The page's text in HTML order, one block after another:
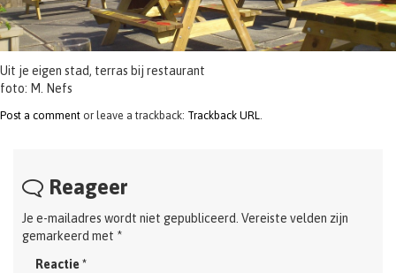
Uit je eigen stad, terras bij restaurant
foto: M. Nefs
Post a comment or leave a trackback: Trackback URL.
Reageer
Je e-mailadres wordt niet gepubliceerd. Vereiste velden zijn
gemarkeerd met *
Reactie *